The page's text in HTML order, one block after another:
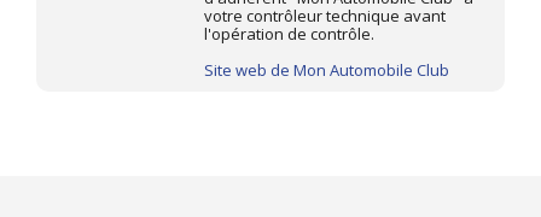
votre contrôleur technique avant
l'opération de contrôle.
Site web de Mon Automobile Club